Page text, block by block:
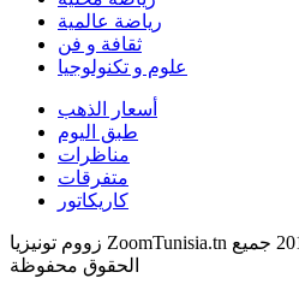
رياضة عالمية
ثقافة و فن
علوم و تكنولوجيا
أسعار الذهب
طبق اليوم
مناظرات
متفرقات
كاريكاتور
زووم تونيزيا ZoomTunisia.tn جريدة إلكترونية جامعة - © 2019 جميع
الحقوق محفوظة